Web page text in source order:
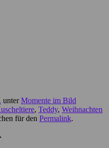
unterMomente im Bild
, Teddy, Weihnachten
für den Permalink.